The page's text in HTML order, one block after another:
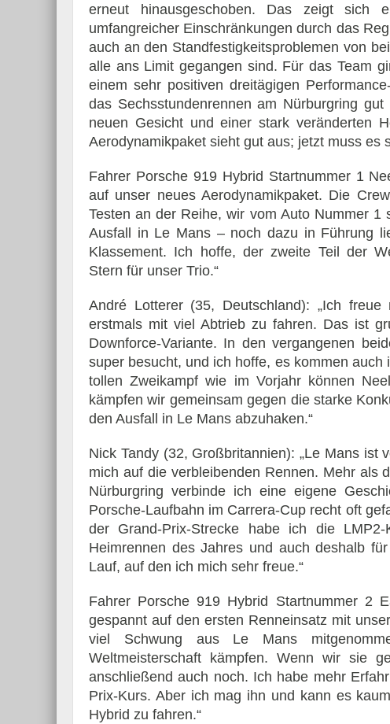
erneut hinausgeschoben. Das zeigt sich
umfangreicher Einschränkungen durch das
auch an den Standfestigkeitsproblemen von
alle ans Limit gegangen sind. Für das Team
einem sehr positiven dreitägigen
das Sechsstundenrennen am Nürburgring
neuen Gesicht und einer stark veränderten
Aerodynamikpaket sieht gut aus; jetzt muss es
Fahrer Porsche 919 Hybrid Startnummer 1
auf unser neues Aerodynamikpaket. Die
Testen an der Reihe, wir vom Auto Nummer
Ausfall in Le Mans – noch dazu in Führung
Klassement. Ich hoffe, der zweite Teil der
Stern für unser Trio.“
André Lotterer (35, Deutschland): „Ich
erstmals mit viel Abtrieb zu fahren. Das ist
Downforce-Variante. In den vergangenen
super besucht, und ich hoffe, es kommen
tollen Zweikampf wie im Vorjahr können
kämpfen wir gemeinsam gegen die starke
den Ausfall in Le Mans abzuhaken.“
Nick Tandy (32, Großbritannien): „Le Mans
mich auf die verbleibenden Rennen. Mehr als
Nürburgring verbinde ich eine eigene
Porsche-Laufbahn im Carrera-Cup recht oft
der Grand-Prix-Strecke habe ich die
Heimrennen des Jahres und auch deshalb
Lauf, auf den ich mich sehr freue.“
Fahrer Porsche 919 Hybrid Startnummer 2
gespannt auf den ersten Renneinsatz mit
viel Schwung aus Le Mans
Weltmeisterschaft kämpfen. Wenn wir sie
anschließend auch noch. Ich habe mehr
Prix-Kurs. Aber ich mag ihn und kann es
Hybrid zu fahren.“